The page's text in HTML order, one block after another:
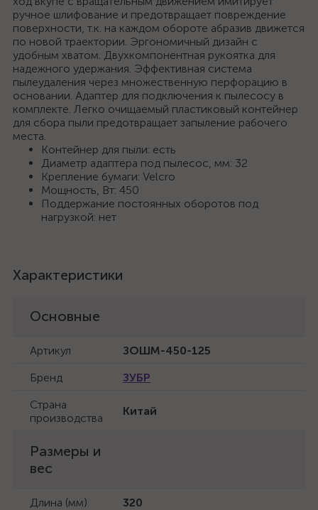
ручное шлифование и предотвращает повреждение
поверхности, т.к. на каждом обороте абразив движется
по новой траектории. Эргономичный дизайн с
удобным хватом. Двухкомпонентная рукоятка для
надежного удержания. Эффективная система
пылеудаления через множественную перфорацию в
основании. Адаптер для подключения к пылесосу в
комплекте. Легко очищаемый пластиковый контейнер
для сбора пыли предотвращает запыление рабочего
места.
Контейнер для пыли: есть
Диаметр адаптера под пылесос, мм: 32
Крепление бумаги: Velcro
Мощность, Вт: 450
Поддержание постоянных оборотов под
нагрузкой: нет
Характеристики
Основные
Артикул
ЗОШМ-450-125
Бренд
ЗУБР
Страна
производства
Китай
Размеры и
вес
Длина (мм)
320